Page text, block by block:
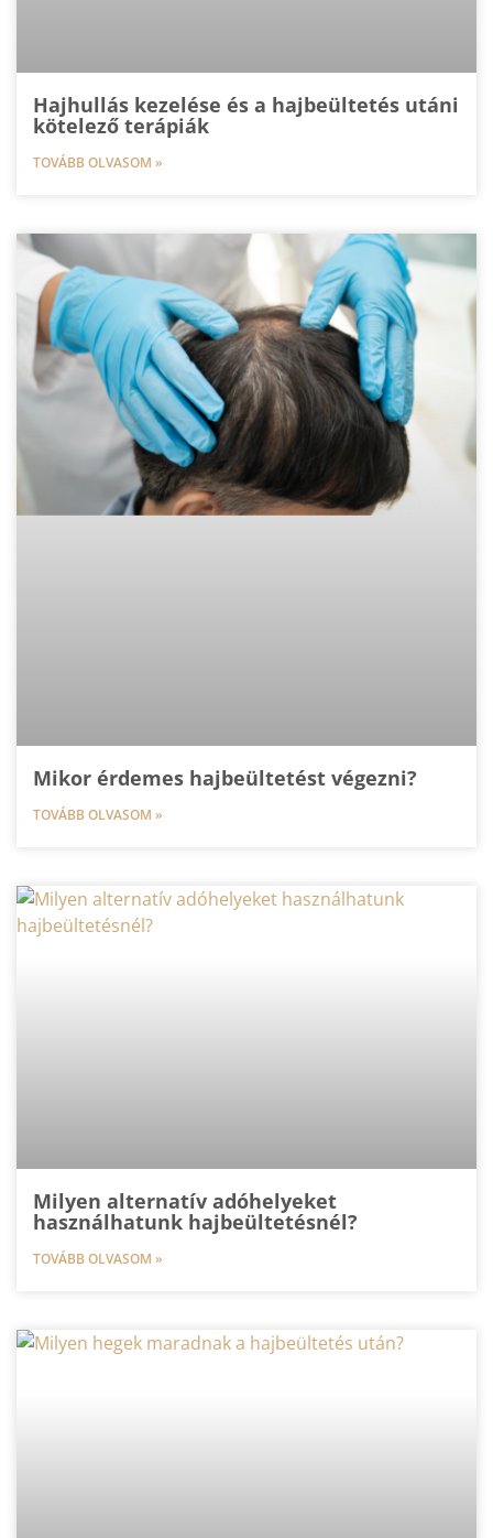
Hajhullás kezelése és a hajbeültetés utáni
kötelező terápiák
TOVÁBB OLVASOM »
Mikor érdemes hajbeültetést végezni?
TOVÁBB OLVASOM »
Milyen alternatív adóhelyeket
használhatunk hajbeültetésnél?
TOVÁBB OLVASOM »